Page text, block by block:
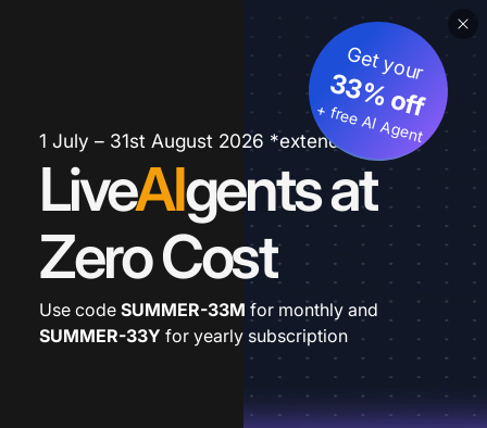
1 July – 31st August 2026 *extended
LiveAIgents at
Zero Cost
Get your
33% off
+ free AI Agent
Use code SUMMER-33M for monthly and
SUMMER-33Y for yearly subscription